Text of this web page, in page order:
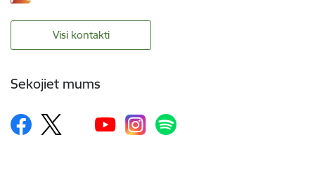
Visi kontakti
Sekojiet mums